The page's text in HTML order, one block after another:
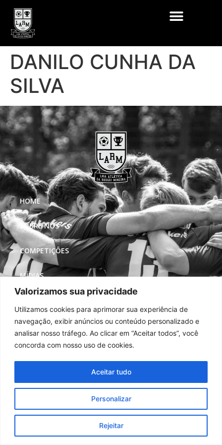
Valorizamos sua privacidade
Utilizamos cookies para aprimorar sua experiência de
navegação, exibir anúncios ou conteúdo personalizado e
analisar nosso tráfego. Ao clicar em “Aceitar todos”, você
concorda com nosso uso de cookies.
Personalizar
Rejeitar
Aceitar tudo
DANILO CUNHA DA
SILVA
HOME
SOBRE NÓS
COMPETIÇÕES
MÍDIAS
REDES SOCIAIS